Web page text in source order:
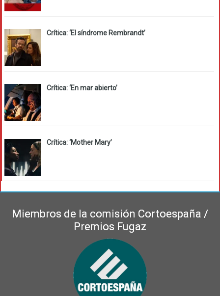
Crítica: ‘El síndrome Rembrandt’
Crítica: ‘En mar abierto’
Crítica: ‘Mother Mary’
Miembros de la comisión Cortoespaña /
Premios Fugaz